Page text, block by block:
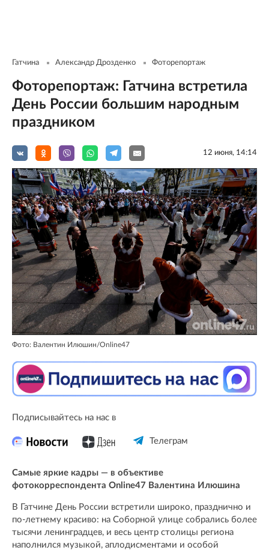
Гатчина Александр Дрозденко Фоторепортаж
Фоторепортаж: Гатчина встретила
День России большим народным
праздником
12 июня, 14:14
Фото: Валентин Илюшин/Online47
Подписывайтесь на нас в
Телеграм
Самые яркие кадры — в объективе
фотокорреспондента Online47 Валентина Илюшина
В Гатчине День России встретили широко, празднично и
по-летнему красиво: на Соборной улице собрались более
тысячи ленинградцев, и весь центр столицы региона
наполнился музыкой, аплодисментами и особой